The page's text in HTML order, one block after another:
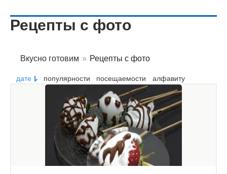
Рецепты с фото
Вкусно готовим » Рецепты с фото
дате популярности посещаемости алфавиту